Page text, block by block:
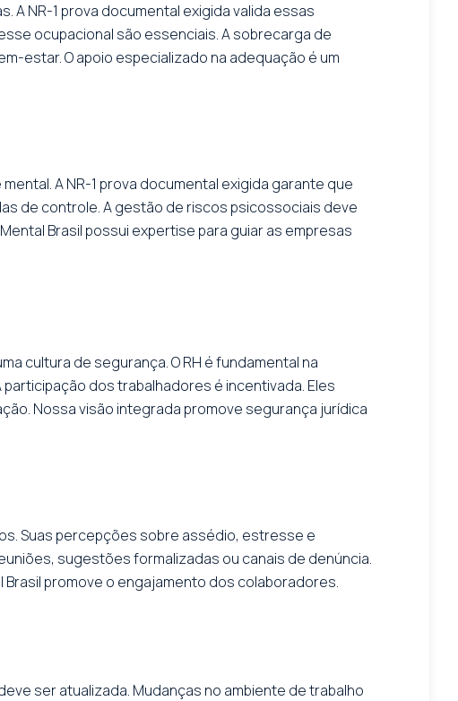
A NR-1 prova documental exigida valida essas
ocupacional são essenciais. A sobrecarga de
estar. O apoio especializado na adequação é um
A NR-1 prova documental exigida garante que
de controle. A gestão de riscos psicossociais deve
Brasil possui expertise para guiar as empresas
cultura de segurança. O RH é fundamental na
dos trabalhadores é incentivada. Eles
Nossa visão integrada promove segurança jurídica
Suas percepções sobre assédio, estresse e
sugestões formalizadas ou canais de denúncia.
promove o engajamento dos colaboradores.
ser atualizada. Mudanças no ambiente de trabalho